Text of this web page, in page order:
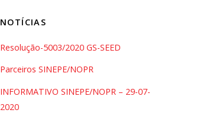
NOTÍCIAS
Resolução-5003/2020 GS-SEED
Parceiros SINEPE/NOPR
INFORMATIVO SINEPE/NOPR – 29-07-
2020